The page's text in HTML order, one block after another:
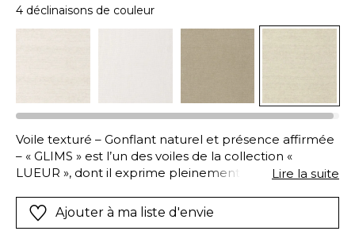
4 déclinaisons de couleur
Voile texturé – Gonflant naturel et présence affirmée
– « GLIMS » est l’un des voiles de la collection «
LUEUR », dont il exprime pleinement l’esprit :
réalisée avec un fil plus épais, qui lui confère encore
plus de présence, de gonflant et de densité tout en
Lire la suite
Ajouter à ma liste d'envie